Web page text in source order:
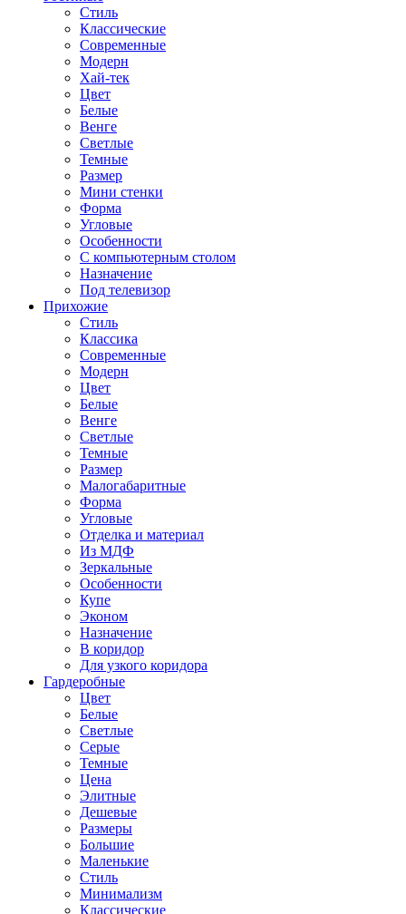
Стиль
Классические
Современные
Модерн
Хай-тек
Цвет
Белые
Венге
Светлые
Темные
Размер
Мини стенки
Форма
Угловые
Особенности
С компьютерным столом
Назначение
Под телевизор
Прихожие
Стиль
Классика
Современные
Модерн
Цвет
Белые
Венге
Светлые
Темные
Размер
Малогабаритные
Форма
Угловые
Отделка и материал
Из МДФ
Зеркальные
Особенности
Купе
Эконом
Назначение
В коридор
Для узкого коридора
Гардеробные
Цвет
Белые
Светлые
Серые
Темные
Цена
Элитные
Дешевые
Размеры
Большие
Маленькие
Стиль
Минимализм
Классические